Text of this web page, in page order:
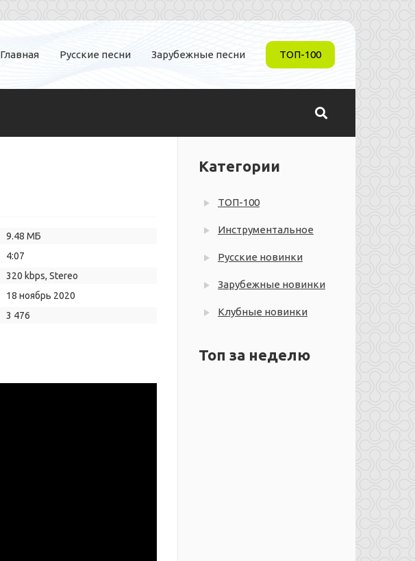
Главная Русские песни Зарубежные песни ТОП-100
9.48 МБ
4:07
320 kbps, Stereo
18 ноябрь 2020
3 476
Категории
ТОП-100
Инструментальное
Русские новинки
Зарубежные новинки
Клубные новинки
Топ за неделю